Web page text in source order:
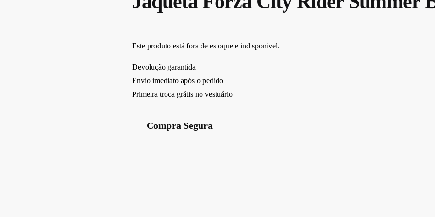
Este produto está fora de estoque e indisponível.
Devolução garantida
Envio imediato após o pedido
Primeira troca grátis no vestuário
Compra Segura